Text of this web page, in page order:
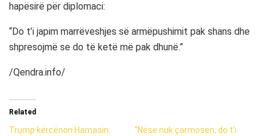
hapësirë për diplomaci:
“Do t’i japim marrëveshjes së armëpushimit pak shans dhe
shpresojmë se do të ketë më pak dhunë.”
/Qendra.info/
Related
Trump kërcënon Hamasin:
“Nëse nuk çarmosen, do t’i